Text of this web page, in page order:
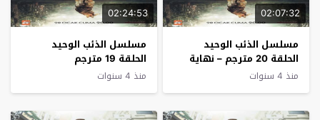
02:07:32
مسلسل الذئب الوحيد
الحلقة 20 مترجم – نهاية
الموسم الاول
منذ 4 سنوات
02:24:53
مسلسل الذئب الوحيد
الحلقة 19 مترجم
منذ 4 سنوات